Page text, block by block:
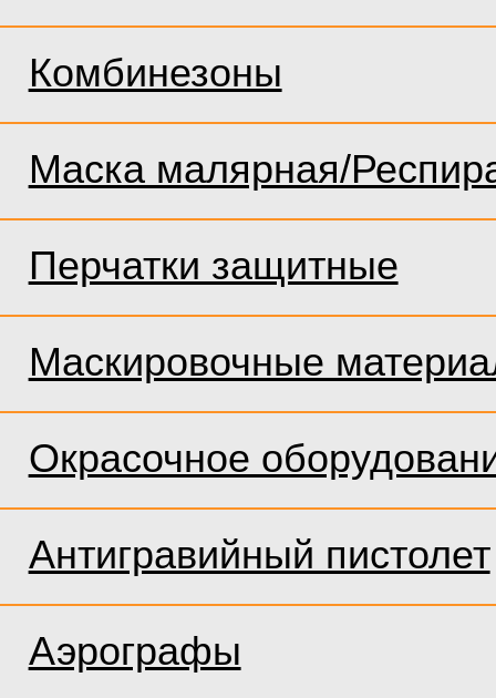
Комбинезоны
Маска малярная/
Перчатки защитные
Маскировочные
Окрасочное
Антигравийный пистолет
Аэрографы